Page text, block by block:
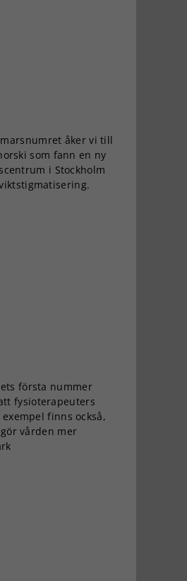
marsnumret åker vi till
som fann en ny
i Stockholm
första nummer
fysioterapeuters
finns också,
vården mer